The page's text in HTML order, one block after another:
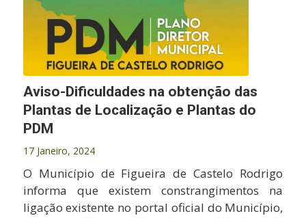
Aviso-Dificuldades na obtenção das
Plantas de Localização e Plantas do
PDM
17 Janeiro, 2024
O Município de Figueira de Castelo Rodrigo
informa que existem constrangimentos na
ligação existente no portal oficial do Município,